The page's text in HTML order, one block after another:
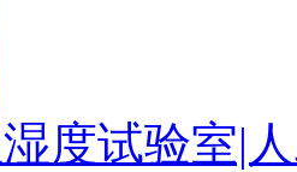
度试验室|